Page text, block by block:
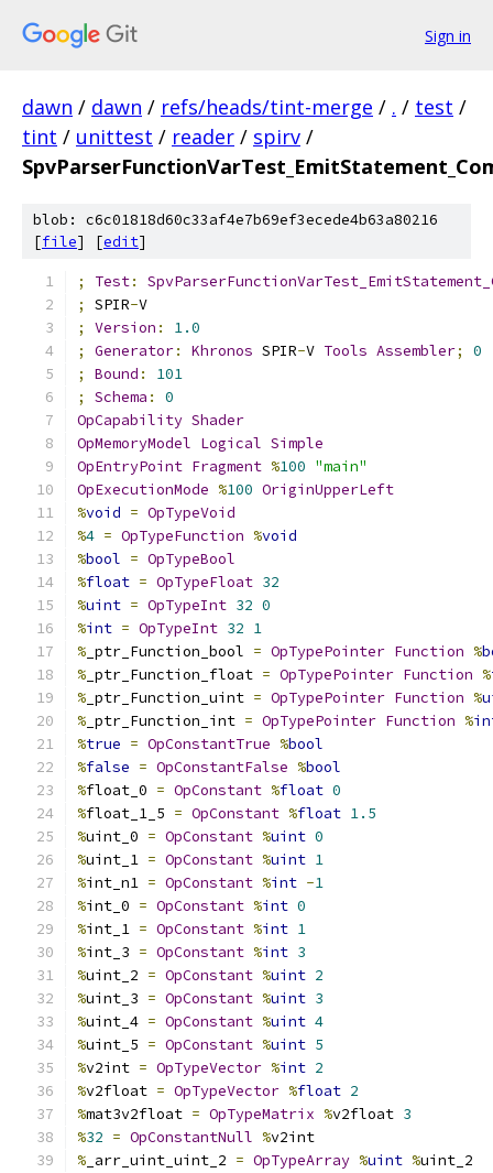
Sign in
dawn / dawn / refs/heads/tint-merge / . / test /
tint / unittest / reader / spirv /
blob: c6c01818d60c33af4e7b69ef3ecede4b63a80216
[file] [edit]
; Test:
;
SPIR-V
;
Version :
1.0
;
Generator: Khronos SPIR-V Tools Assembler;
0
;
Bound :
101
;
Schema :
0
OpCapability Shader
OpMemoryModel Logical Simple
OpEntryPoint Fragment %100 "main"
OpExecutionMode %100 OriginUpperLeft
%void = OpTypeVoid
%4 = OpTypeFunction %void
%bool = OpTypeBool
%float = OpTypeFloat 32
%uint = OpTypeInt 32 0
%int = OpTypeInt 32 1
% _ptr_Function_bool = OpTypePointer Function %
% _ptr_Function_float = OpTypePointer Function %
% _ptr_Function_uint = OpTypePointer Function %
% _ptr_Function_int = OpTypePointer Function %
%true = OpConstantTrue %bool
%false = OpConstantFalse %bool
%float_0 = OpConstant %float 0
%float_1_5 = OpConstant %float 1.5
%uint_0 = OpConstant %uint 0
%uint_1 = OpConstant %uint 1
%int_n1 = OpConstant %int -1
%int_0 = OpConstant %int 0
%int_1 = OpConstant %int 1
%int_3 = OpConstant %int 3
%uint_2 = OpConstant %uint 2
%uint_3 = OpConstant %uint 3
%uint_4 = OpConstant %uint 4
%uint_5 = OpConstant %uint 5
%v2int = OpTypeVector %int 2
%v2float = OpTypeVector %float 2
%mat3v2float = OpTypeMatrix %v2float 3
%32 = OpConstantNull %v2int
% _arr_uint_uint_2 = OpTypeArray %uint %uint_2